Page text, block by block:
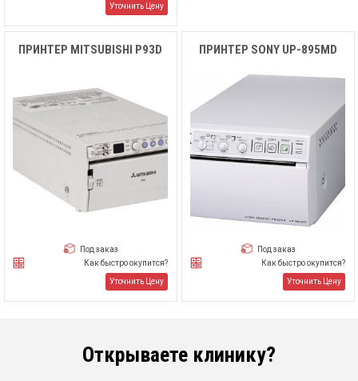
Уточнить Цену
ПРИНТЕР MITSUBISHI P93D
Под заказ
Как быстро окупится?
Уточнить Цену
ПРИНТЕР SONY UP-895MD
Под заказ
Как быстро окупится?
Уточнить Цену
Открываете клинику?